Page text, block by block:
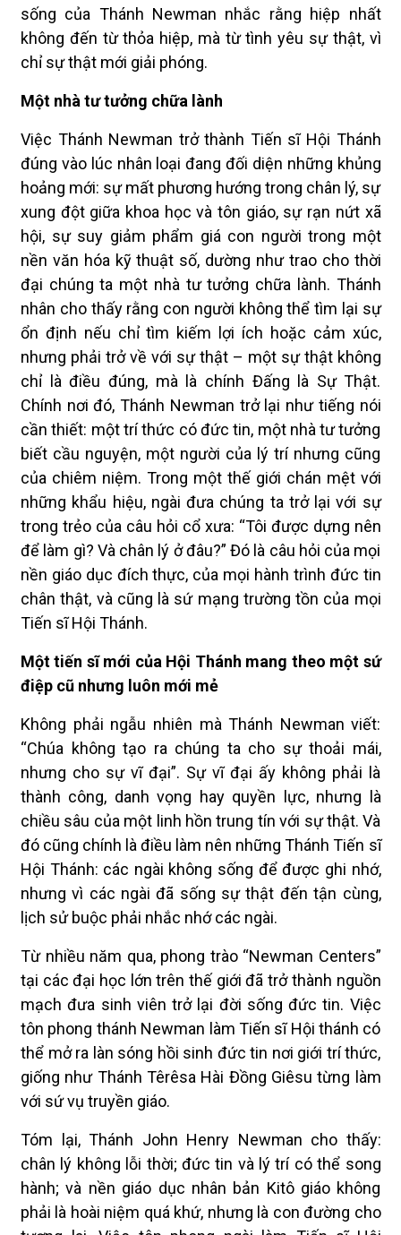
sống của Thánh Newman nhắc rằng hiệp nhất
không đến từ thỏa hiệp, mà từ tình yêu sự thật, vì
chỉ sự thật mới giải phóng.
Một nhà tư tưởng chữa lành
Việc Thánh Newman trở thành Tiến sĩ Hội Thánh
đúng vào lúc nhân loại đang đối diện những khủng
hoảng mới: sự mất phương hướng trong chân lý, sự
xung đột giữa khoa học và tôn giáo, sự rạn nứt xã
hội, sự suy giảm phẩm giá con người trong một
nền văn hóa kỹ thuật số, dường như trao cho thời
đại chúng ta một nhà tư tưởng chữa lành. Thánh
nhân cho thấy rằng con người không thể tìm lại sự
ổn định nếu chỉ tìm kiếm lợi ích hoặc cảm xúc,
nhưng phải trở về với sự thật – một sự thật không
chỉ là điều đúng, mà là chính Đấng là Sự Thật.
Chính nơi đó, Thánh Newman trở lại như tiếng nói
cần thiết: một trí thức có đức tin, một nhà tư tưởng
biết cầu nguyện, một người của lý trí nhưng cũng
của chiêm niệm. Trong một thế giới chán mệt với
những khẩu hiệu, ngài đưa chúng ta trở lại với sự
trong trẻo của câu hỏi cổ xưa: “Tôi được dựng nên
để làm gì? Và chân lý ở đâu?” Đó là câu hỏi của mọi
nền giáo dục đích thực, của mọi hành trình đức tin
chân thật, và cũng là sứ mạng trường tồn của mọi
Tiến sĩ Hội Thánh.
Một tiến sĩ mới của Hội Thánh mang theo một sứ
điệp cũ nhưng luôn mới mẻ
Không phải ngẫu nhiên mà Thánh Newman viết:
“Chúa không tạo ra chúng ta cho sự thoải mái,
nhưng cho sự vĩ đại”. Sự vĩ đại ấy không phải là
thành công, danh vọng hay quyền lực, nhưng là
chiều sâu của một linh hồn trung tín với sự thật. Và
đó cũng chính là điều làm nên những Thánh Tiến sĩ
Hội Thánh: các ngài không sống để được ghi nhớ,
nhưng vì các ngài đã sống sự thật đến tận cùng,
lịch sử buộc phải nhắc nhớ các ngài.
Từ nhiều năm qua, phong trào “Newman Centers”
tại các đại học lớn trên thế giới đã trở thành nguồn
mạch đưa sinh viên trở lại đời sống đức tin. Việc
tôn phong thánh Newman làm Tiến sĩ Hội thánh có
thể mở ra làn sóng hồi sinh đức tin nơi giới trí thức,
giống như Thánh Têrêsa Hài Đồng Giêsu từng làm
với sứ vụ truyền giáo.
Tóm lại, Thánh John Henry Newman cho thấy:
chân lý không lỗi thời; đức tin và lý trí có thể song
hành; và nền giáo dục nhân bản Kitô giáo không
phải là hoài niệm quá khứ, nhưng là con đường cho